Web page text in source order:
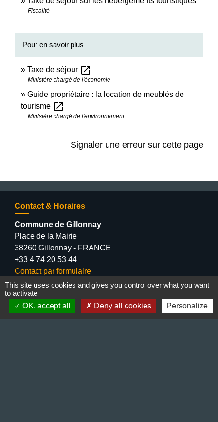
Fiscalité
Pour en savoir plus
Taxe de séjour open_in_new
Ministère chargé de l'économie
Guide propriétaire : la location de meublés de
tourisme open_in_new
Ministère chargé de l'environnement
Signaler une erreur sur cette page
Contact & Horaires
Commune de Gillonnay
Place de la Mairie
38260 Gillonnay - FRANCE
+33 4 74 20 53 44
Contact par formulaire
Lundi : 10:00 - 12:00
Mercredi : 13:30 - 16:30
This site uses cookies and gives you control over what you want
to activate
OK, accept all
Deny all cookies Personalize